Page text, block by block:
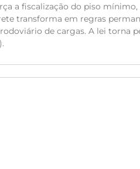
a fiscalização do piso
transforma em regras
de cargas. A lei torna